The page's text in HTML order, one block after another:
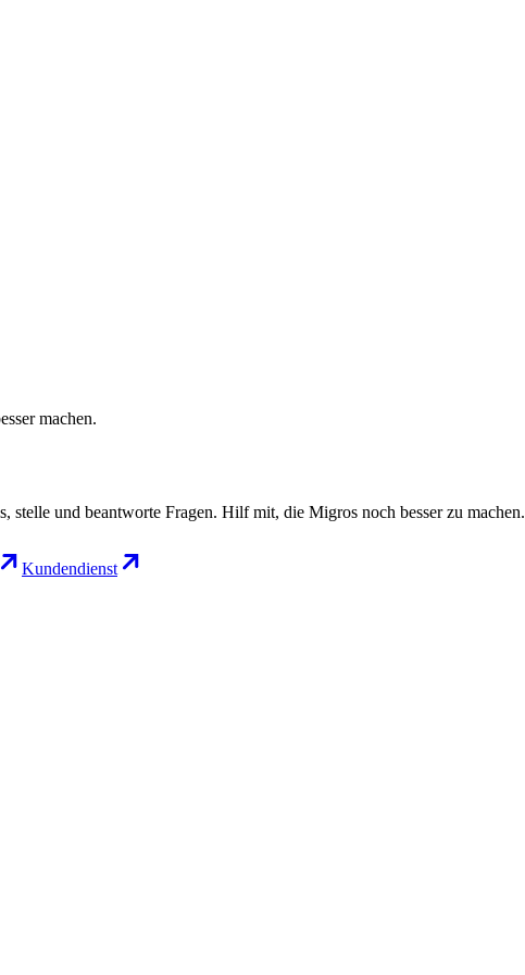
machen.
und beantworte Fragen. Hilf mit, die Migros noch besser zu machen.
Kundendienst